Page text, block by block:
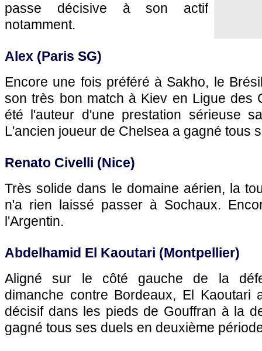
passe décisive à son actif
notamment.
Alex (Paris SG)
Encore une fois préféré à Sakho, le
son très bon match à Kiev en Ligue des
été l'auteur d'une prestation sérieuse
L'ancien joueur de Chelsea a gagné tous
Renato Civelli (Nice)
Très solide dans le domaine aérien, la
n'a rien laissé passer à Sochaux.
l'Argentin.
Abdelhamid El Kaoutari (Montpellier)
Aligné sur le côté gauche de la
dimanche contre Bordeaux, El Kaoutari
décisif dans les pieds de Gouffran à la
gagné tous ses duels en deuxième